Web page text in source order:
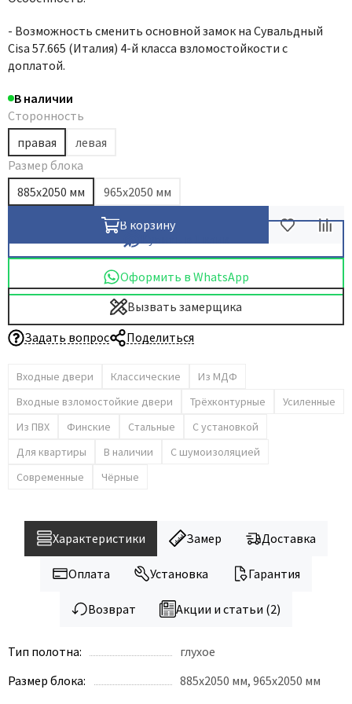
- Возможность сменить основной замок на Сувальдный
Сisa 57.665 (Италия) 4-й класса взломостойкости с
доплатой.
В наличии
Сторонность
правая
левая
Размер блока
885x2050 мм
965x2050 мм
В корзину
Оформить в WhatsApp
Вызвать замерщика
Задать вопрос
Поделиться
Входные двери Классические
Из МДФ
Входные взломостойкие двери
Трёхконтурные
Усиленные
Из ПВХ
Финские Стальные
С установкой
Для квартиры
В наличии
С шумоизоляцией
Современные
Чёрные
Характеристики Замер Доставка
Оплата Установка Гарантия
Возврат Акции и статьи (2)
Тип полотна:
глухое
Размер блока:
885х2050 мм, 965х2050 мм